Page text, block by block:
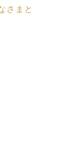
さまと